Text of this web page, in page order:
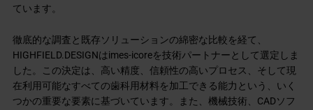
ています。
徹底的な調査と既存ソリューションの綿密な比較を経て、
HIGHFIELD.DESIGNはimes-icoreを技術パートナーとして選定しま
した。この決定は、高い精度、信頼性の高いプロセス、そして現
在利用可能なすべての歯科用材料を加工できる能力という、いく
つかの重要な要素に基づいています。また、機械技術、CADソフ